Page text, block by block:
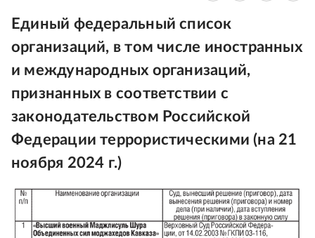
Единый федеральный список
организаций, в том числе иностранных
и международных организаций,
признанных в соответствии с
законодательством Российской
Федерации террористическими (на 21
ноября 2024 г.)